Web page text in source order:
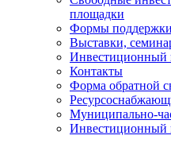
площадки
Формы поддержки
Выставки,
Инвестиционный
Контакты
Форма обратной
Муниципально-
Инвестиционный